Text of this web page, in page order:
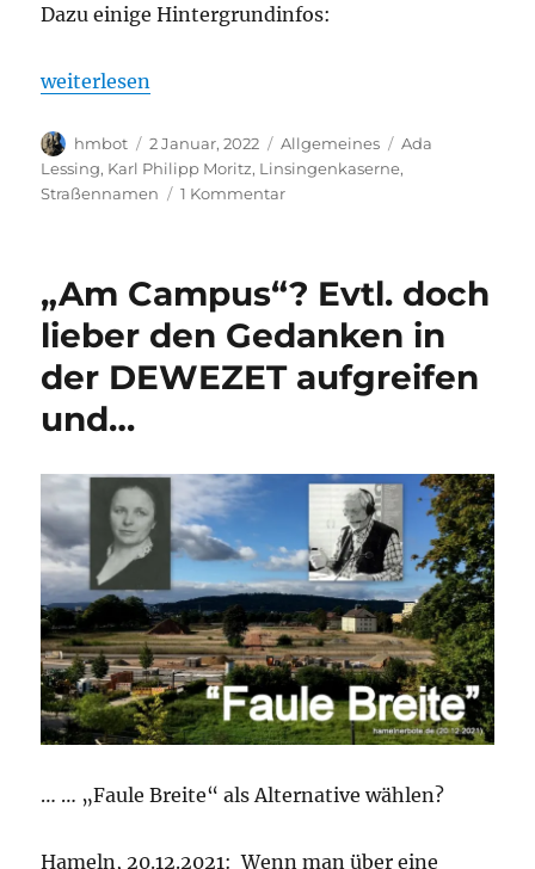
Dazu einige Hintergrundinfos:
„Karl Philipp Moritz statt Ada Lessing?
weiterlesen
Autor
hmbot
Veröffentlicht
am
2 Januar, 2022 Kategorien
Allgemeines Schlagwörter
Ada
Lessing, Karl Philipp Moritz, Linsingenkaserne,
Straßennamen
1 Kommentarzu
statt
Lessing?
Alternativvorschlag
der
„Am Campus“? Evtl. doch
lieber den Gedanken in
der DEWEZET aufgreifen
und…
… … „Faule Breite“ als Alternative wählen?
Hameln, 20.12.2021: Wenn man über eine